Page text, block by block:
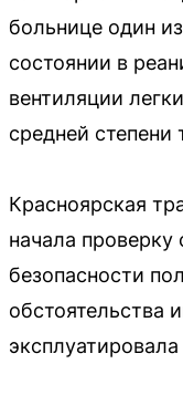
больнице один
состоянии в
вентиляции
средней
Красноярская
начала
безопасности
обстоятельства